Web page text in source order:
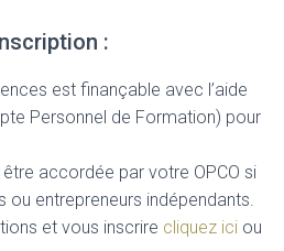
:
est finançable avec l’aide
Personnel de Formation) pour
accordée par votre OPCO si
ou entrepreneurs indépendants.
et vous inscrire cliquez ici ou